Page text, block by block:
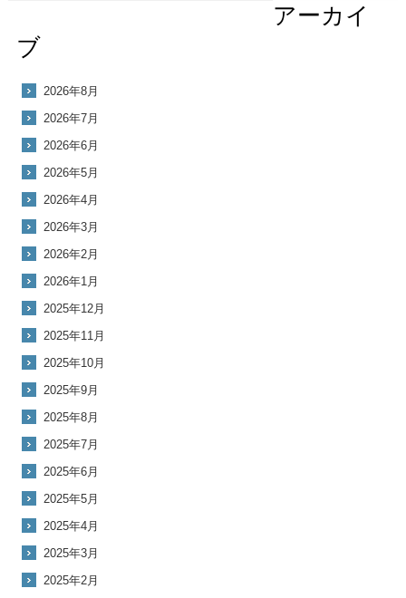
アーカイ
ブ
2026年8月
2026年7月
2026年6月
2026年5月
2026年4月
2026年3月
2026年2月
2026年1月
2025年12月
2025年11月
2025年10月
2025年9月
2025年8月
2025年7月
2025年6月
2025年5月
2025年4月
2025年3月
2025年2月